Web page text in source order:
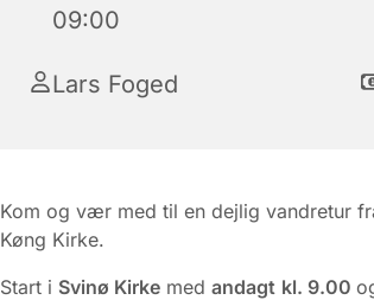
09:00
Lars Foged
Kom og vær med til en dejlig vandretur
Køng Kirke.
Start i Svinø Kirkemed andagt kl. 9.00